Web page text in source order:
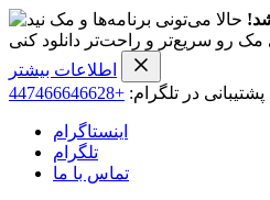
حالا می‌تونی برنامه‌ها و
مک رو سریع‌تر و راحت‌تر دانلود کنی
اطلاعات بیشتر
پشتیبانی در تلگرام: +447466646628
اینستاگرام
تلگرام
تماس با ما